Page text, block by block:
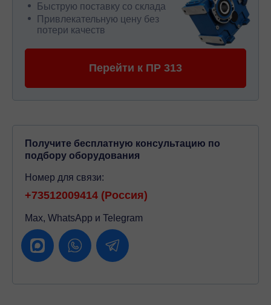
Быструю поставку со склада
Привлекательную цену без
потери качеств
Перейти к ПР 313
Получите бесплатную консультацию по
подбору оборудования
Номер для связи:
+73512009414 (Россия)
Max, WhatsApp и Telegram